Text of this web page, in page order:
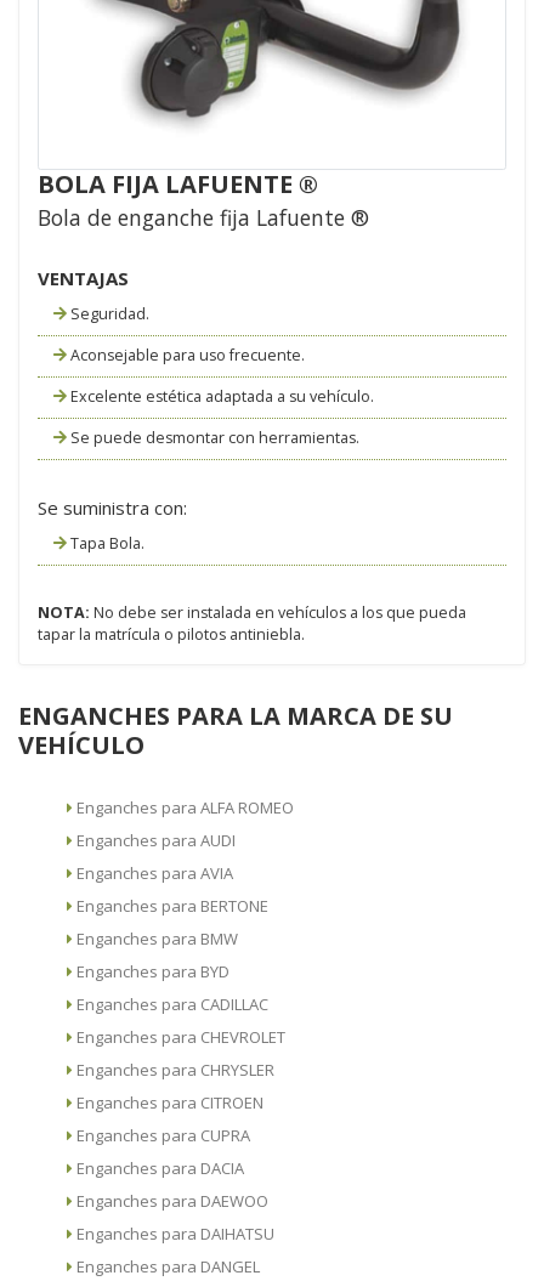
BOLA FIJA LAFUENTE ®
Bola de enganche fija Lafuente ®
VENTAJAS
Seguridad.
Aconsejable para uso frecuente.
Excelente estética adaptada a su vehículo.
Se puede desmontar con herramientas.
Se suministra con:
Tapa Bola.
NOTA: No debe ser instalada en vehículos a los que pueda
tapar la matrícula o pilotos antiniebla.
ENGANCHES PARA LA MARCA DE SU
VEHÍCULO
Enganches para ALFA ROMEO
Enganches para AUDI
Enganches para AVIA
Enganches para BERTONE
Enganches para BMW
Enganches para BYD
Enganches para CADILLAC
Enganches para CHEVROLET
Enganches para CHRYSLER
Enganches para CITROEN
Enganches para CUPRA
Enganches para DACIA
Enganches para DAEWOO
Enganches para DAIHATSU
Enganches para DANGEL